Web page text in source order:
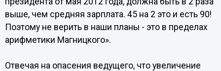
выше, чем средняя зарплата. 45 на 2 это и есть 90!
Поэтому не верить в наши планы - это в пределах
арифметики Магницкого».
Отвечая на опасения ведущего, что увеличение